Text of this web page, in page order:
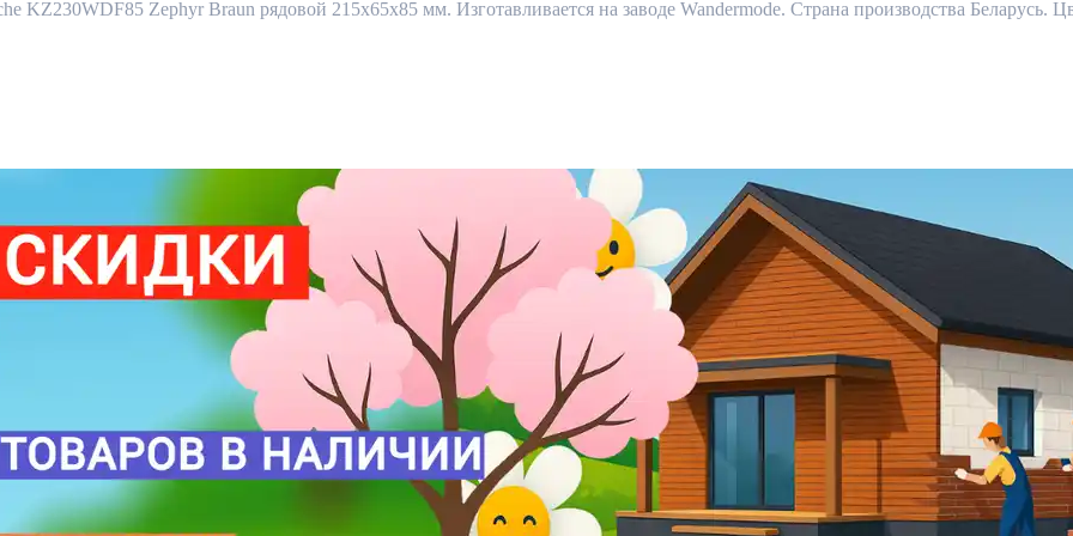
KZ230WDF85 Zephyr Braun рядовой 215x65x85 мм. Изготавливается на заводе Wandermode. Страна производства Беларусь.